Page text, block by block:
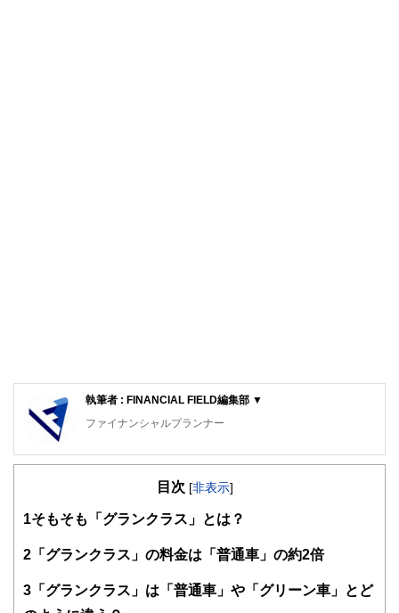
執筆者 : FINANCIAL FIELD編集部 ▼
ファイナンシャルプランナー
FinancialField編集部は、金融、経済に関する記事を、日々
知識がない方でも理解できるようわかりやすく発信していま
得者を中心に「お金や暮らし」に関する書籍・雑誌の編集経
験者で構成され、企画立案から記事掲載まですべての工程に
関わることで、読者目線のコンテンツを追求しています。
FinancialFieldの特徴は、ファイナンシャルプランナー、弁
目次 [非表示]
1 そもそも「グランクラス」とは？
2 「グランクラス」の料金は「普通車」の約2倍
3 「グランクラス」は「普通車」や「グリーン車」とど